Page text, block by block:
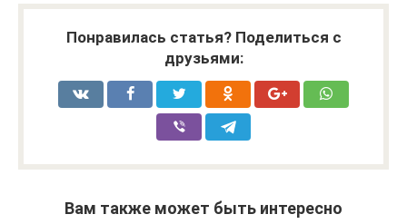
Понравилась статья? Поделиться с
друзьями:
Вам также может быть интересно